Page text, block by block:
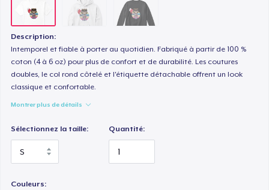
Description:
Intemporel et fiable à porter au quotidien. Fabriqué à partir de 100 %
coton (4 à 6 oz) pour plus de confort et de durabilité. Les coutures
doubles, le col rond côtelé et l'étiquette détachable offrent un look
classique et confortable.
Montrer plus de détails
Sélectionnez la taille: Quantité:
Couleurs: